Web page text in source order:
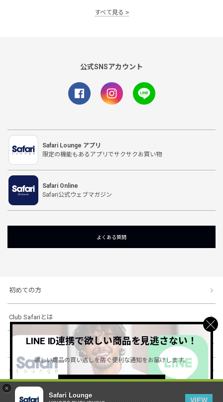
×
Safari Lounge
VIEW
すべて見る
公式SNSアカウント
Safari Lounge アプリ
限定の機能もあるアプリでサクサクお買い物
Safari Online
Safari公式ウェブマガジン
よくある質問
初めての方
Club Safariとは
ショッピングガイド
会社概要・規約
LINE ID連携で欲しい商品を見逃さない！
欲しい商品の買い逃しを防ぐ便利な通知をお届けします。
詳しくはこちら ＞